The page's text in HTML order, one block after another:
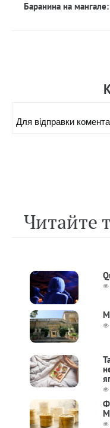
Баранина на
Для вiдправки
Читайте